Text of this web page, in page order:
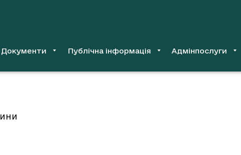
Документи Публічна інформація Адмінпослуги